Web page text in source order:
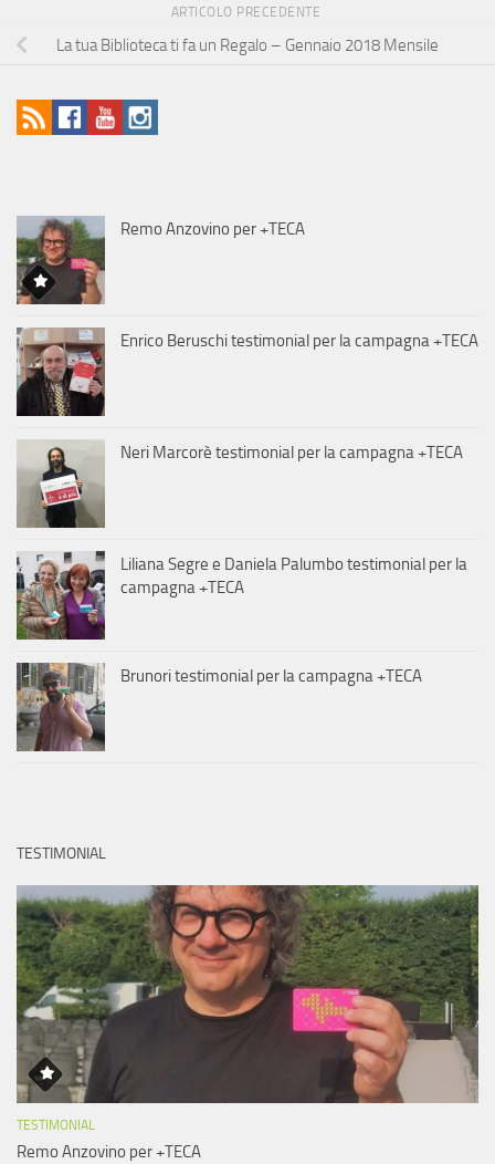
ARTICOLO PRECEDENTE
La tua Biblioteca ti fa un Regalo – Gennaio 2018 Mensile
Remo Anzovino per +TECA
Enrico Beruschi testimonial per la campagna +TECA
Neri Marcorè testimonial per la campagna +TECA
Liliana Segre e Daniela Palumbo testimonial per la
campagna +TECA
Brunori testimonial per la campagna +TECA
TESTIMONIAL
TESTIMONIAL
Remo Anzovino per +TECA